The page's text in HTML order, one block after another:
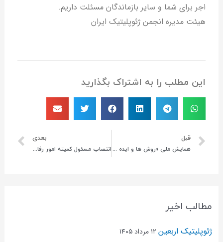
اجر برای شما و سایر بازماندگان مسئلت داریم.
هیئت مدیره انجمن ژئوپلیتیک ایران
این مطلب را به اشتراک بگذارید
قبل
همایش ملی «روش ها و ایده های نو در اقتصاد مرز؛راهکارها و چالش ها»
بعدی
انتصاب مسئول کمیته امور رفاهی و خدمات فرهنگی انجمن ژئوپلیتیک ایران
مطالب اخیر
ژئوپلیتیک اربعین ۱۲ مرداد ۱۴۰۵